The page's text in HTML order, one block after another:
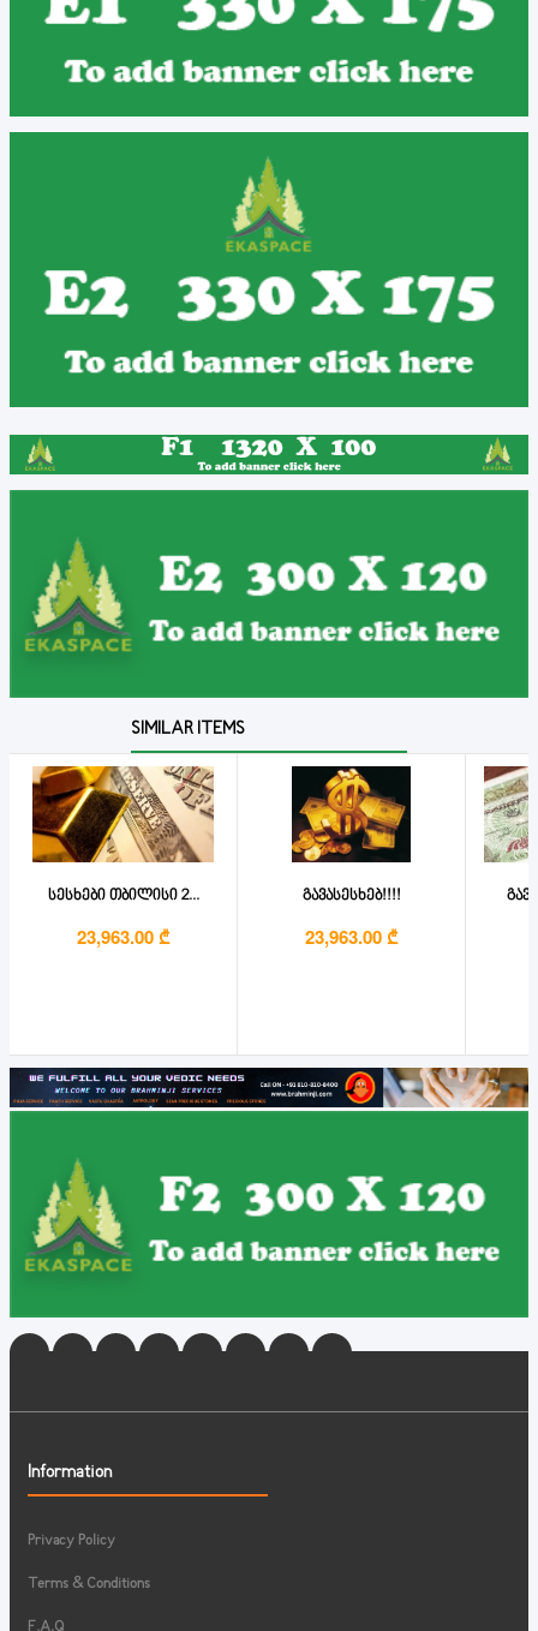
SIMILAR ITEMS
სესხები თბილისი 2...
23,963.00 ₾
გავასესხებ!!!!
23,963.00 ₾
Information
Privacy Policy
Terms & Conditions
F.A.Q